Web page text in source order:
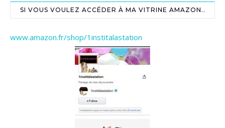
SI VOUS VOULEZ ACCÉDER À MA VITRINE AMAZON..
www.amazon.fr/shop/1institalastation